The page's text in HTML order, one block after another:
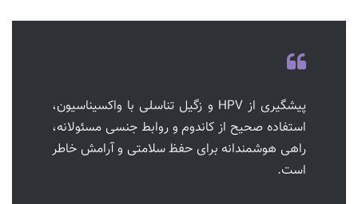
پیشگیری از HPV و زگیل تناسلی با واکسیناسیون،
استفاده صحیح از کاندوم و روابط جنسی مسئولانه،
راهی هوشمندانه برای حفظ سلامتی و آرامش خاطر
است.